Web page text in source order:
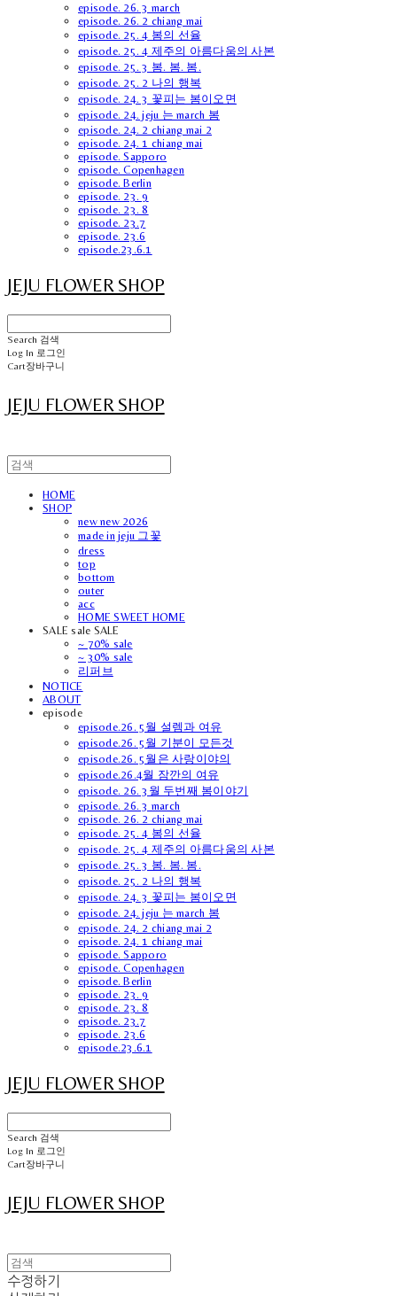
episode. 26. 3 march
episode. 26. 2 chiang mai
episode. 25. 4 봄의 선율
episode. 25. 4 제주의 아름다움의 사본
episode. 25. 3 봄. 봄. 봄.
episode. 25. 2 나의 행복
episode. 24. 3 꽃피는 봄이오면
episode. 24. jeju 는 march 봄
episode. 24. 2 chiang mai 2
episode. 24. 1 chiang mai
episode. Sapporo
episode. Copenhagen
episode. Berlin
episode. 23. 9
episode. 23. 8
episode. 23.7
episode. 23.6
episode.23.6.1
JEJU FLOWER SHOP
Search 검색
Log In 로그인
Cart장바구니
JEJU FLOWER SHOP
HOME
SHOP
new new 2026
made in jeju 그꽃
dress
top
bottom
outer
acc
HOME SWEET HOME
SALE sale SALE
~ 70% sale
~ 30% sale
리퍼브
NOTICE
ABOUT
episode
episode.26. 5월 설렘과 여유
episode.26. 5월 기분이 모든것
episode.26. 5월은 사랑이야의
episode.26.4월 잠깐의 여유
episode. 26. 3월 두번째 봄이야기
episode. 26. 3 march
episode. 26. 2 chiang mai
episode. 25. 4 봄의 선율
episode. 25. 4 제주의 아름다움의 사본
episode. 25. 3 봄. 봄. 봄.
episode. 25. 2 나의 행복
episode. 24. 3 꽃피는 봄이오면
episode. 24. jeju 는 march 봄
episode. 24. 2 chiang mai 2
episode. 24. 1 chiang mai
episode. Sapporo
episode. Copenhagen
episode. Berlin
episode. 23. 9
episode. 23. 8
episode. 23.7
episode. 23.6
episode.23.6.1
JEJU FLOWER SHOP
Search 검색
Log In 로그인
Cart장바구니
JEJU FLOWER SHOP
수정하기